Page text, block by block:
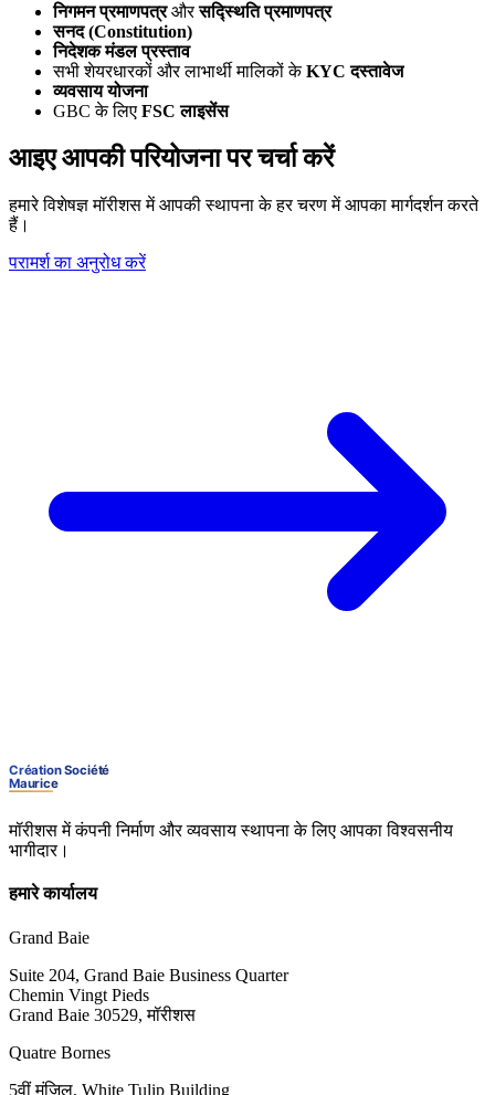
निगमन प्रमाणपत्रऔरसद्स्थिति प्रमाणपत्र
सनद (Constitution)
निदेशक मंडल प्रस्ताव
सभी शेयरधारकों और लाभार्थी मालिकों केKYC दस्तावेज
व्यवसाय योजना
GBC के लिए FSC लाइसेंस
आइए आपकी परियोजना पर चर्चा करें
हमारे विशेषज्ञ मॉरीशस में आपकी स्थापना के हर चरण में आपका मार्गदर्शन करते
हैं।
परामर्श का अनुरोध करें
मॉरीशस में कंपनी निर्माण और व्यवसाय स्थापना के लिए आपका विश्वसनीय
भागीदार।
हमारे कार्यालय
Grand Baie
Suite 204, Grand Baie Business Quarter
Chemin Vingt Pieds
Grand Baie 30529, मॉरीशस
Quatre Bornes
5वीं मंजिल, White Tulip Building